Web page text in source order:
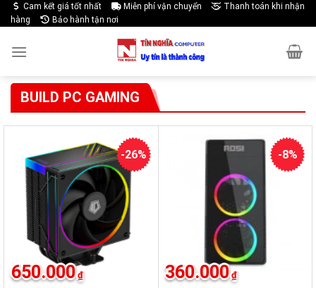
Skip
to
Cam kết giá tốt nhất Miễn phí vận chuyển
Thanh toán khi nhận
hàng
Bảo hành tận nơi
BUILD PC GAMING
-26%
650.000 ₫
-8%
360.000 ₫